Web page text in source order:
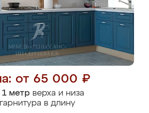
от 65 000 ₽
1 метрверха и низа
гарнитура в длину